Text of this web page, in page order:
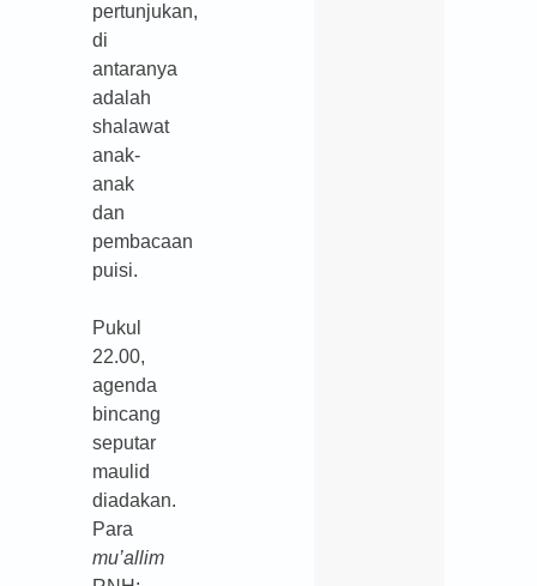
pertunjukan,
di
antaranya
adalah
shalawat
anak-
anak
dan
pembacaan
puisi.
Pukul
22.00,
agenda
bincang
seputar
maulid
diadakan.
Para
mu’allim